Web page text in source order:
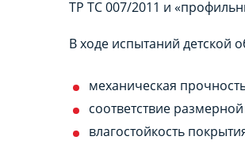
ТР ТС 007/2011 и
В ходе испытаний детской
механическая
соответствие размерной
влагостойкость